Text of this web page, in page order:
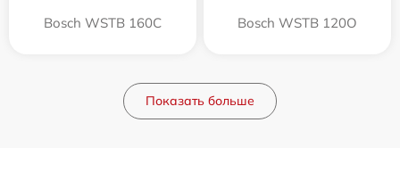
Bosch WSTB 160C Bosch WSTB 120O
Показать больше